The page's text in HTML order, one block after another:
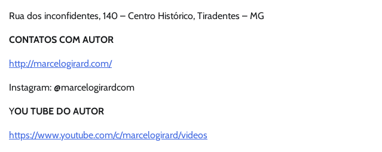
Rua dos inconfidentes, 140 – Centro Histórico, Tiradentes – MG
CONTATOS COM AUTOR
http://marcelogirard.com/
Instagram: @marcelogirardcom
YOU TUBE DO AUTOR
https://www.youtube.com/c/marcelogirard/videos